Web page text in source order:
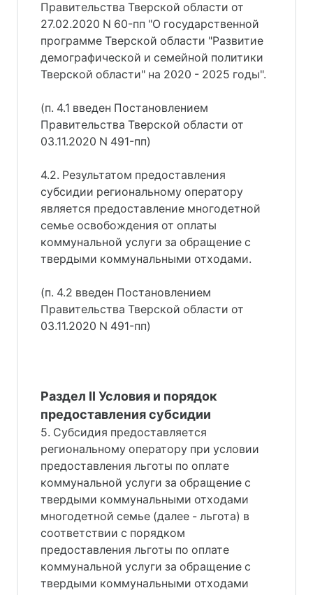
Правительства Тверской области от
27.02.2020 N 60-пп "О государственной
программе Тверской области "Развитие
демографической и семейной политики
Тверской области" на 2020 - 2025 годы".
(п. 4.1 введен Постановлением
Правительства Тверской области от
03.11.2020 N 491-пп)
4.2. Результатом предоставления
субсидии региональному оператору
является предоставление многодетной
семье освобождения от оплаты
коммунальной услуги за обращение с
твердыми коммунальными отходами.
(п. 4.2 введен Постановлением
Правительства Тверской области от
03.11.2020 N 491-пп)
Раздел II Условия и порядок
предоставления субсидии
5. Субсидия предоставляется
региональному оператору при условии
предоставления льготы по оплате
коммунальной услуги за обращение с
твердыми коммунальными отходами
многодетной семье (далее - льгота) в
соответствии с порядком
предоставления льготы по оплате
коммунальной услуги за обращение с
твердыми коммунальными отходами